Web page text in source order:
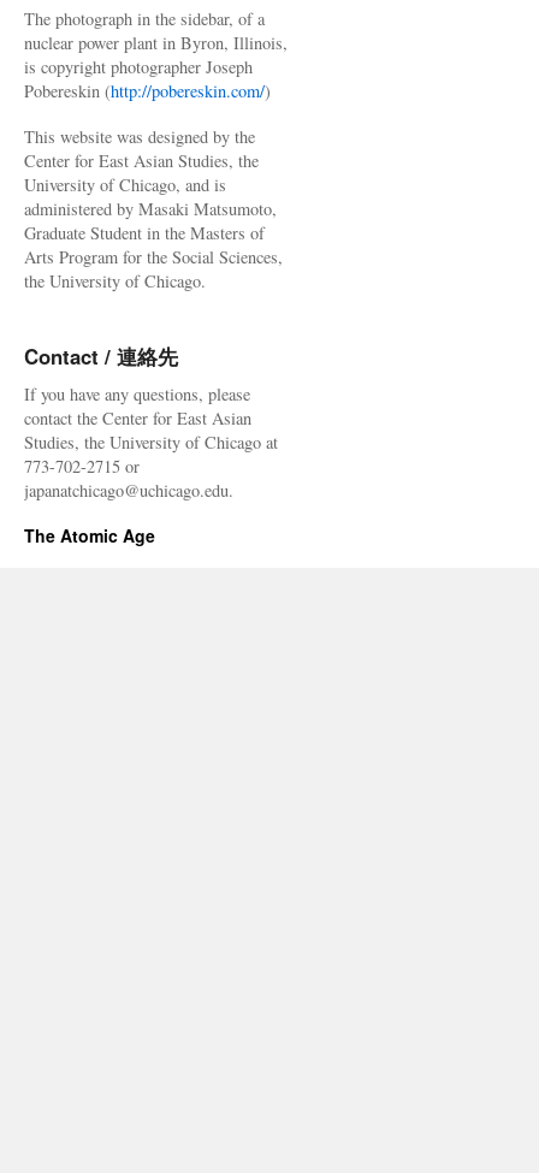
The photograph in the sidebar, of a
nuclear power plant in Byron, Illinois,
is copyright photographer Joseph
Pobereskin (http://pobereskin.com/)
This website was designed by the
Center for East Asian Studies, the
University of Chicago, and is
administered by Masaki Matsumoto,
Graduate Student in the Masters of
Arts Program for the Social Sciences,
the University of Chicago.
Contact / 連絡先
If you have any questions, please
contact the Center for East Asian
Studies, the University of Chicago at
773-702-2715 or
japanatchicago@uchicago.edu.
The Atomic Age